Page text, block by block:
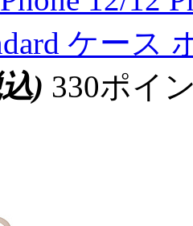
ケース
) 330ポイ